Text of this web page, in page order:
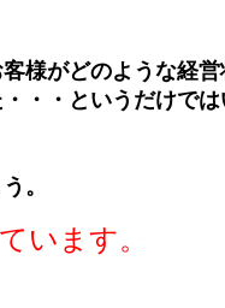
様がどのような経
・・というだけでは
。
います。